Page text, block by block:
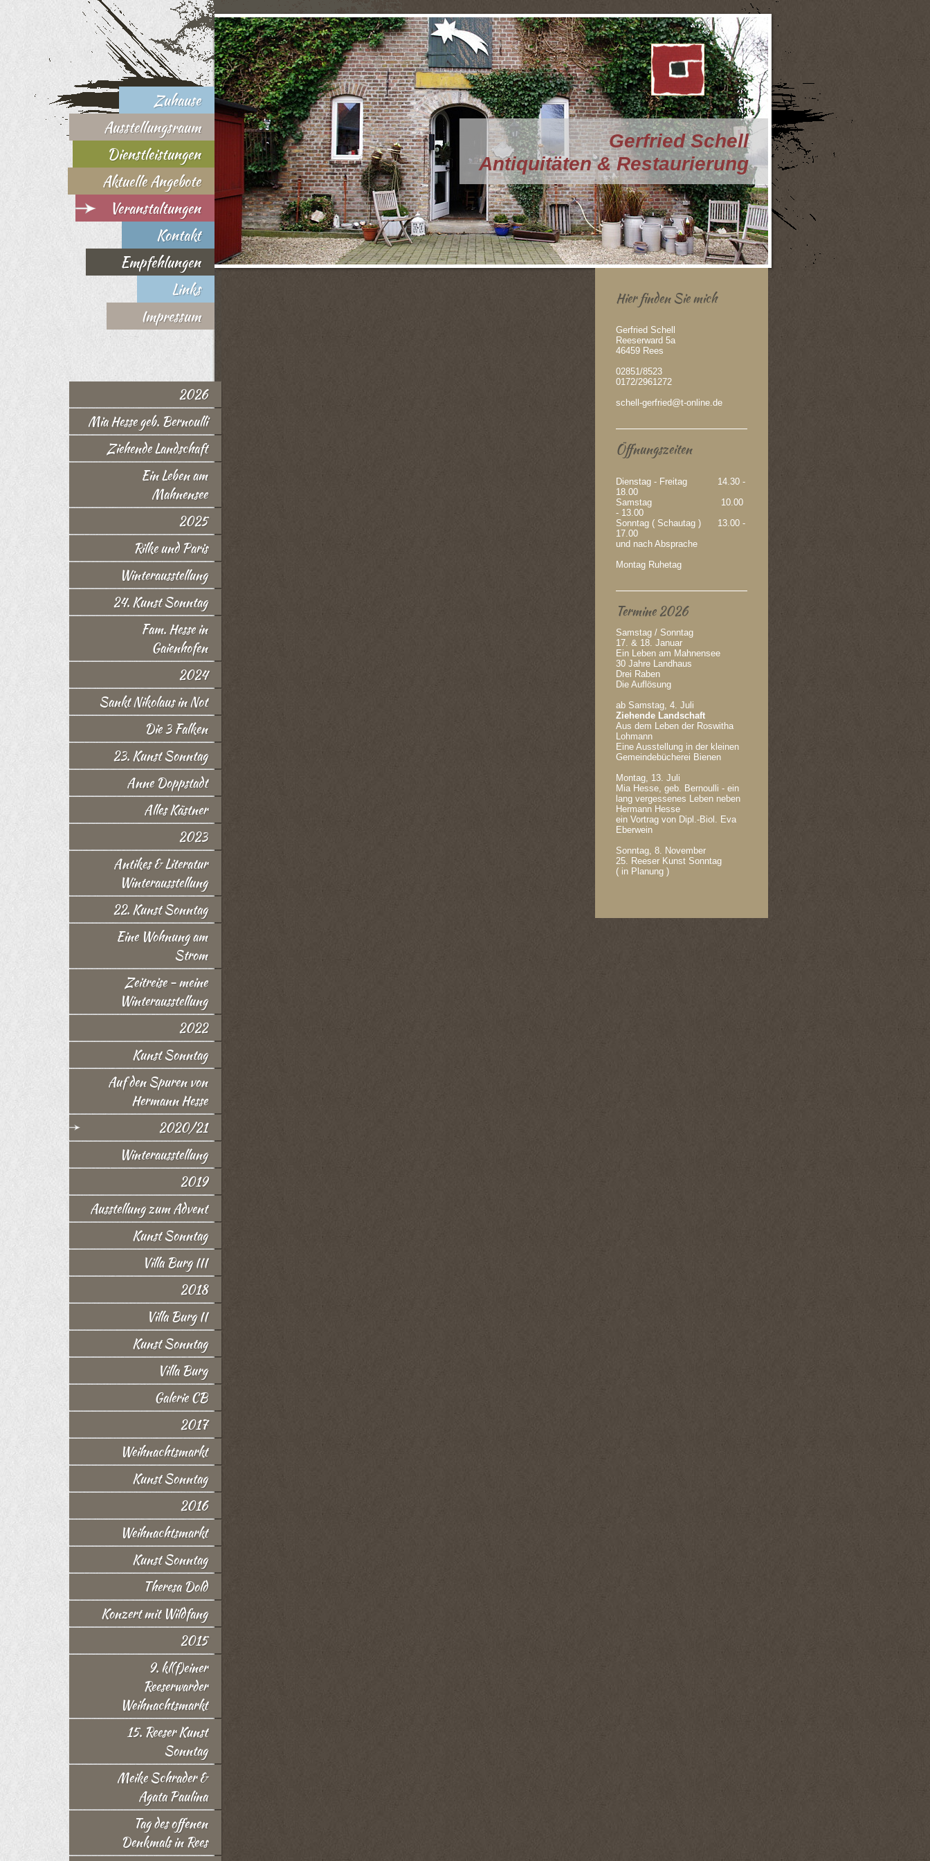
Zuhause
Ausstellungsraum
Dienstleistungen
Aktuelle Angebote
Veranstaltungen
Kontakt
Empfehlungen
Links
Impressum
2026
Mia Hesse geb. Bernoulli
Ziehende Landschaft
Ein Leben am
Mahnensee
2025
Rilke und Paris
Winterausstellung
24. Kunst Sonntag
Fam. Hesse in
Gaienhofen
2024
Sankt Nikolaus in Not
Die 3 Falken
23. Kunst Sonntag
Anne Doppstadt
Alles Kästner
2023
Antikes & Literatur
Winterausstellung
22. Kunst Sonntag
Eine Wohnung am
Strom
Zeitreise - meine
Winterausstellung
2022
Kunst Sonntag
Auf den Spuren von
Hermann Hesse
2020/21
Winterausstellung
2019
Ausstellung zum Advent
Kunst Sonntag
Villa Burg III
2018
Villa Burg II
Kunst Sonntag
Villa Burg
Galerie CB
2017
Weihnachtsmarkt
Kunst Sonntag
2016
Weihnachtsmarkt
Kunst Sonntag
Theresa Dold
Konzert mit Wildfang
2015
9. kl(f)einer
Reeserwarder
Weihnachtsmarkt
15. Reeser Kunst
Sonntag
Meike Schrader &
Agata Paulina
Tag des offenen
Denkmals in Rees
Gerfried Schell
Antiquitäten & Restaurierung
Hier finden Sie mich
Gerfried Schell
Reeserward 5a
46459 Rees
02851/8523
0172/2961272
schell-gerfried@t-online.de
Öffnungszeiten
Dienstag - Freitag 14.30 -
18.00
Samstag 10.00
- 13.00
Sonntag ( Schautag ) 13.00 -
17.00
und nach Absprache
Montag Ruhetag
Termine 2026
Samstag / Sonntag
17. & 18. Januar
Ein Leben am Mahnensee
30 Jahre Landhaus
Drei Raben
Die Auflösung
ab Samstag, 4. Juli
Ziehende Landschaft
Aus dem Leben der Roswitha
Lohmann
Eine Ausstellung in der kleinen
Gemeindebücherei Bienen
Montag, 13. Juli
Mia Hesse, geb. Bernoulli - ein
lang vergessenes Leben neben
Hermann Hesse
ein Vortrag von Dipl.-Biol. Eva
Eberwein
Sonntag, 8. November
25. Reeser Kunst Sonntag
( in Planung )